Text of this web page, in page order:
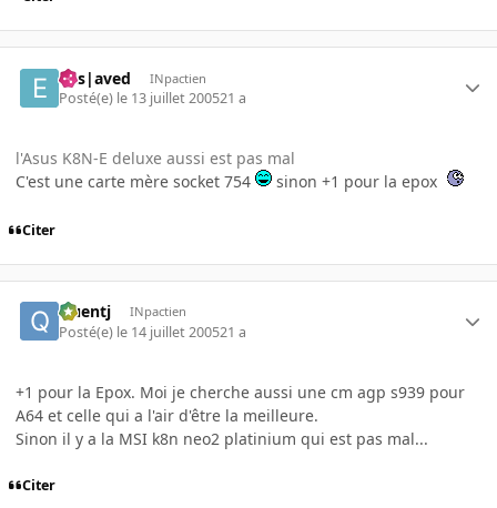
Ens|aved INpactien
Posté(e) le 13 juillet 200521 a
l'Asus K8N-E deluxe aussi est pas mal
C'est une carte mère socket 754
sinon +1 pour la epox
Citer
Quentj INpactien
Posté(e) le 14 juillet 200521 a
+1 pour la Epox. Moi je cherche aussi une cm agp s939 pour
A64 et celle qui a l'air d'être la meilleure.
Sinon il y a la MSI k8n neo2 platinium qui est pas mal...
Citer